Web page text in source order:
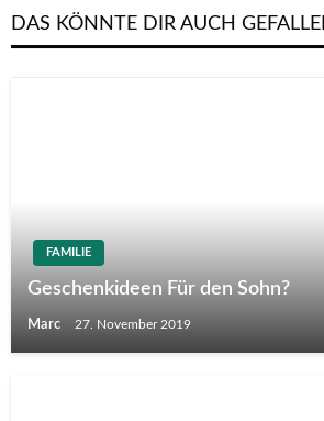
DAS KÖNNTE DIR AUCH
FAMILIE
Geschenkideen Für den Sohn?
Marc 27. November 2019